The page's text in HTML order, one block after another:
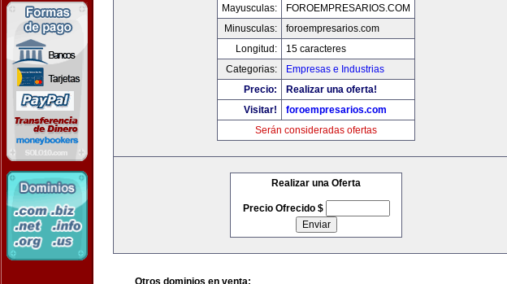
Mayusculas:
FOROEMPRESARIOS.COM
Minusculas:
foroempresarios.com
Longitud:
15 caracteres
Categorias:
Empresas e Industrias
Precio:
Realizar una oferta!
Visitar!
foroempresarios.com
Serán consideradas ofertas
Realizar una Oferta
Precio Ofrecido $
Otros dominios en venta: